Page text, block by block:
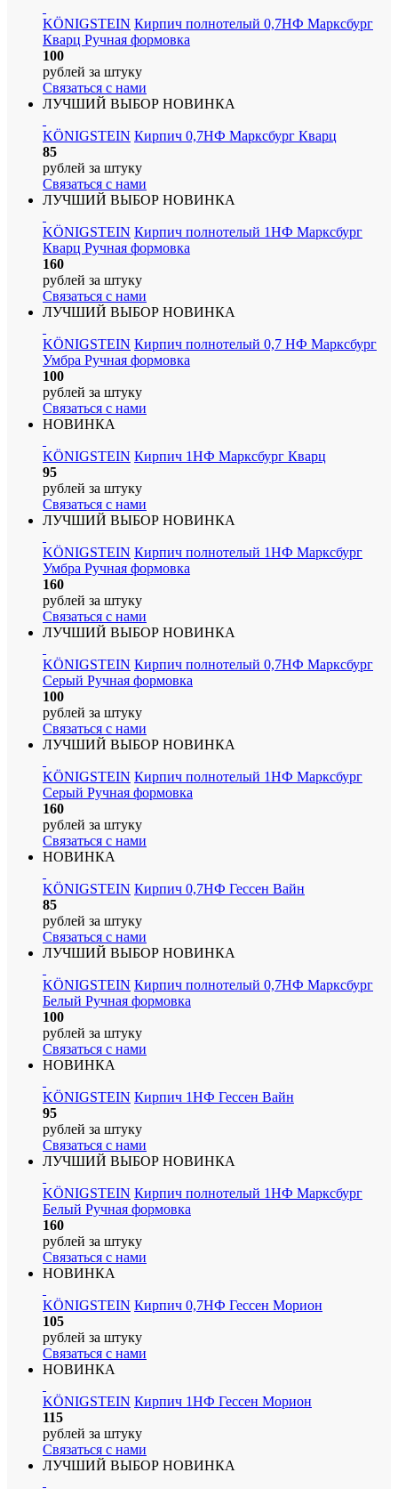
KÖNIGSTEIN Кирпич полнотелый 0,7НФ Марксбург
Кварц Ручная формовка
100
рублей за штуку
Связаться с нами
ЛУЧШИЙ ВЫБОР НОВИНКА
KÖNIGSTEIN Кирпич 0,7НФ Марксбург Кварц
85
рублей за штуку
Связаться с нами
ЛУЧШИЙ ВЫБОР НОВИНКА
KÖNIGSTEIN Кирпич полнотелый 1НФ Марксбург
Кварц Ручная формовка
160
рублей за штуку
Связаться с нами
ЛУЧШИЙ ВЫБОР НОВИНКА
KÖNIGSTEIN Кирпич полнотелый 0,7 НФ Марксбург
Умбра Ручная формовка
100
рублей за штуку
Связаться с нами
НОВИНКА
KÖNIGSTEIN Кирпич 1НФ Марксбург Кварц
95
рублей за штуку
Связаться с нами
ЛУЧШИЙ ВЫБОР НОВИНКА
KÖNIGSTEIN Кирпич полнотелый 1НФ Марксбург
Умбра Ручная формовка
160
рублей за штуку
Связаться с нами
ЛУЧШИЙ ВЫБОР НОВИНКА
KÖNIGSTEIN Кирпич полнотелый 0,7НФ Марксбург
Серый Ручная формовка
100
рублей за штуку
Связаться с нами
ЛУЧШИЙ ВЫБОР НОВИНКА
KÖNIGSTEIN Кирпич полнотелый 1НФ Марксбург
Серый Ручная формовка
160
рублей за штуку
Связаться с нами
НОВИНКА
KÖNIGSTEIN Кирпич 0,7НФ Гессен Вайн
85
рублей за штуку
Связаться с нами
ЛУЧШИЙ ВЫБОР НОВИНКА
KÖNIGSTEIN Кирпич полнотелый 0,7НФ Марксбург
Белый Ручная формовка
100
рублей за штуку
Связаться с нами
НОВИНКА
KÖNIGSTEIN Кирпич 1НФ Гессен Вайн
95
рублей за штуку
Связаться с нами
ЛУЧШИЙ ВЫБОР НОВИНКА
KÖNIGSTEIN Кирпич полнотелый 1НФ Марксбург
Белый Ручная формовка
160
рублей за штуку
Связаться с нами
НОВИНКА
KÖNIGSTEIN Кирпич 0,7НФ Гессен Морион
105
рублей за штуку
Связаться с нами
НОВИНКА
KÖNIGSTEIN Кирпич 1НФ Гессен Морион
115
рублей за штуку
Связаться с нами
ЛУЧШИЙ ВЫБОР НОВИНКА